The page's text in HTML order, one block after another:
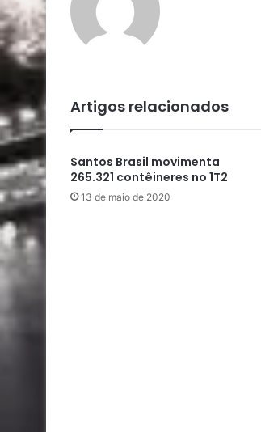
Artigos relacionados
Santos Brasil movimenta
265.321 contêineres no 1T2
13 de maio de 2020